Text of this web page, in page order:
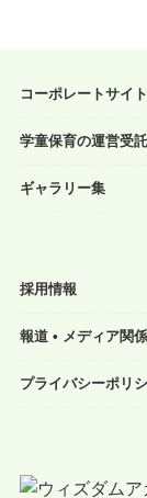
コーポレートサイ
学童保育の運営受
ギャラリー集
採用情報
報道 • メディア関
プライバシーポリ